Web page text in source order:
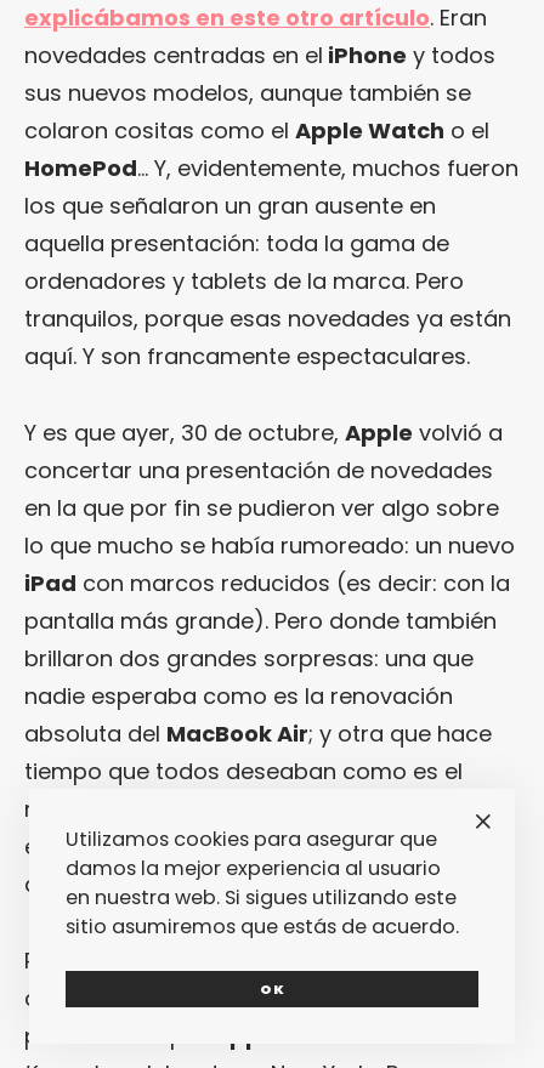
explicábamos en este otro artículo. Eran
novedades centradas en el iPhone y todos
sus nuevos modelos, aunque también se
colaron cositas como el Apple Watch o el
HomePod… Y, evidentemente, muchos fueron
los que señalaron un gran ausente en
aquella presentación: toda la gama de
ordenadores y tablets de la marca. Pero
tranquilos, porque esas novedades ya están
aquí. Y son francamente espectaculares.
Y es que ayer, 30 de octubre, Apple volvió a
concertar una presentación de novedades
en la que por fin se pudieron ver algo sobre
lo que mucho se había rumoreado: un nuevo
iPad con marcos reducidos (es decir: con la
pantalla más grande). Pero donde también
brillaron dos grandes sorpresas: una que
nadie esperaba como es la renovación
absoluta del MacBook Air; y otra que hace
tiempo que todos deseaban como es el
nuevo
explicamos más adelante en este mismo
artículo, de «mini» tiene bien poquito.
Por eso mismo, y sin más dilación, os
dejamos a continuación con las novedades
presentadas por
Utilizamos cookies para asegurar que
damos la mejor experiencia al usuario
en nuestra web. Si sigues utilizando este
sitio asumiremos que estás de acuerdo.
OK